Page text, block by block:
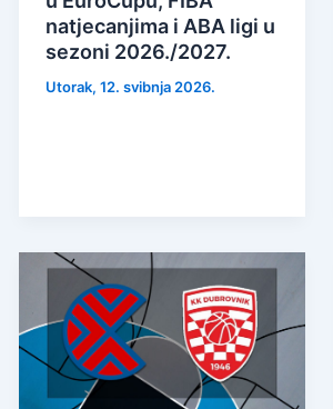
natjecanjima i ABA ligi u
sezoni 2026./2027.
Utorak, 12. svibnja 2026.